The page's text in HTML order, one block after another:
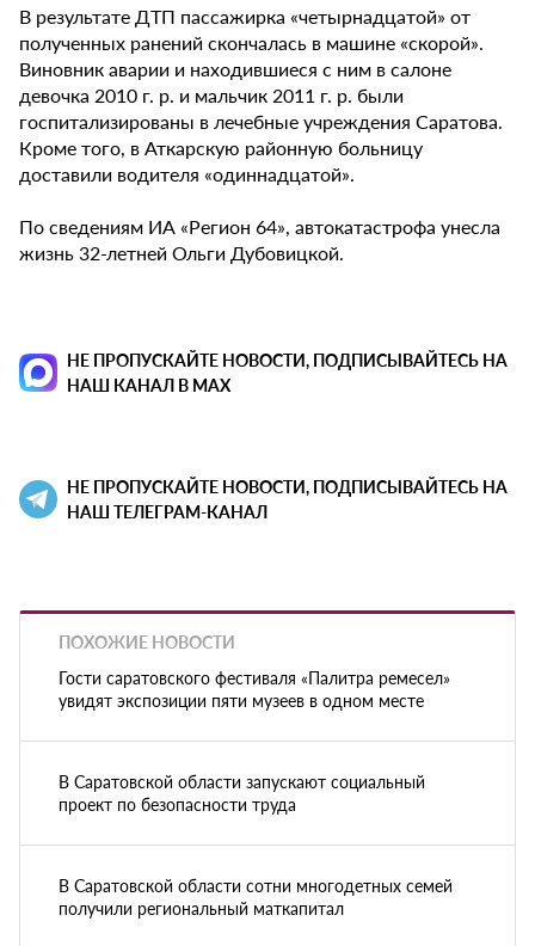
В результате ДТП пассажирка «четырнадцатой» от
полученных ранений скончалась в машине «скорой».
Виновник аварии и находившиеся с ним в салоне
девочка 2010 г. р. и мальчик 2011 г. р. были
госпитализированы в лечебные учреждения Саратова.
Кроме того, в Аткарскую районную больницу
доставили водителя «одиннадцатой».
По сведениям ИА «Регион 64», автокатастрофа унесла
жизнь 32-летней Ольги Дубовицкой.
НЕ ПРОПУСКАЙТЕ НОВОСТИ, ПОДПИСЫВАЙТЕСЬ НА
НАШ КАНАЛ В MAX
НЕ ПРОПУСКАЙТЕ НОВОСТИ, ПОДПИСЫВАЙТЕСЬ НА
НАШ ТЕЛЕГРАМ-КАНАЛ
ПОХОЖИЕ НОВОСТИ
Гости саратовского фестиваля «Палитра ремесел»
увидят экспозиции пяти музеев в одном месте
В Саратовской области запускают социальный
проект по безопасности труда
В Саратовской области сотни многодетных семей
получили региональный маткапитал